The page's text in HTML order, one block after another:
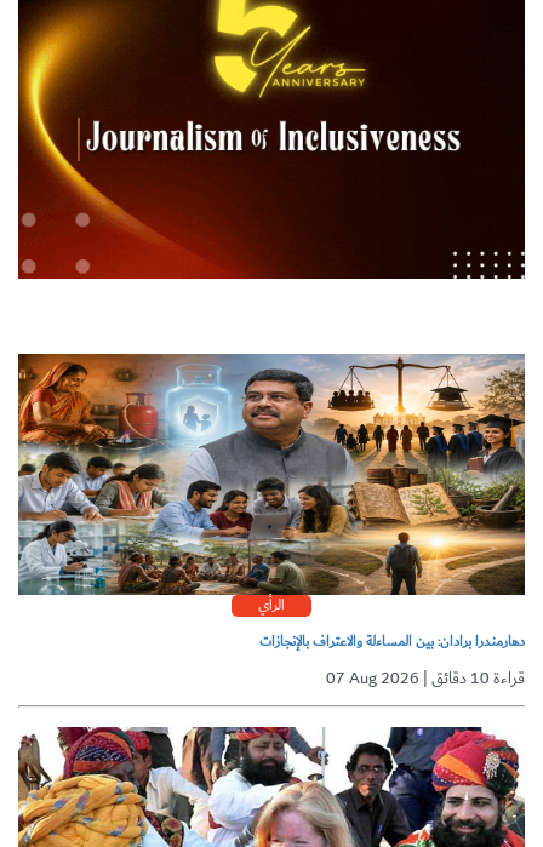
الرأي
دهارمندرا برادان: بين المساءلة والاعتراف بالإنجازات
07 Aug 2026 | قراءة 10 دقائق